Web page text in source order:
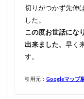
切りがつかず先伸
した。
この度お世話にな
出来ました。 早く
す。
引用元： Googleマップ